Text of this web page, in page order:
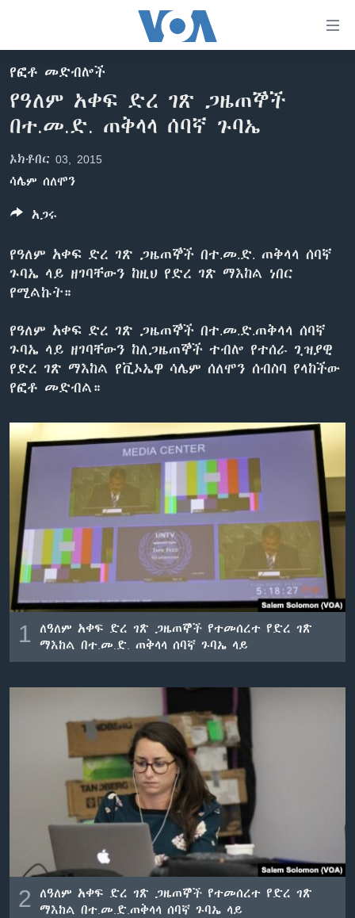
ማገናኛዎች
ዋናው
ይዘት
ወደ
ዋናው
እለፍ
ዋናው
ይዘት
እለፍ
ኢትዮጵያ
ዓለምአቀፍ
ኑሮ በጤንነት
ከምሽቱ ሦስት ሰዓት የአማርኛ ዜና
ክምችት
Learning English
ይከተሉን
የፎቶ መድብሎች
የዓለም አቀፍ ድረ ገጽ ጋዜጠኞች
በተ.መ.ድ. ጠቅላላ ሰባኛ ጉባኤ
ኦክቶበር 03, 2015
ሳሌም ሰለሞን
የዓለም አቀፍ ድረ ገጽ ጋዜጠኞች በተ.መ.ድ. ጠቅላላ ሰባኛ
ጉባኤ ላይ ዘገባቸውን ከዚህ የድረ ገጽ ማእከል ነበር
የሚልኩት።
የዓለም አቀፍ ድረ ገጽ ጋዜጠኞች በተ.መ.ድ.ጠቅላላ ሰባኛ
ጉባኤ ላይ ዘገባቸውን ከለጋዜጠኞች ተብሎ የተሰራ ጊዝያዊ
የድረ ገጽ ማእከል የቪኦኤዋ ሳሌም ሰለሞን ሰብስባ የላከችው
የፎቶ መድብል።
1
ለዓለም አቀፍ ድረ ገጽ ጋዜጠኞች የተመሰረተ የድረ ገጽ
ማእከል በተ.መ.ድ. ጠቅላላ ሰባኛ ጉባኤ ላይ
2
ለዓለም አቀፍ ድረ ገጽ ጋዜጠኞች የተመሰረተ የድረ ገጽ
ማእከል በተ.መ.ድ.ጠቅላላ ሰባኛ ጉባኤ ላይ
አጋሩ